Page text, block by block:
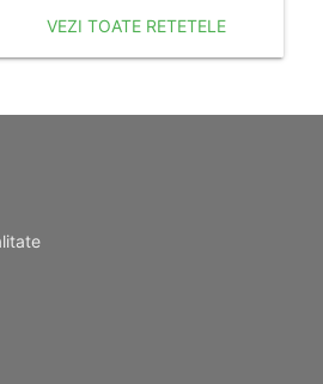
VEZI TOATE RETETELE